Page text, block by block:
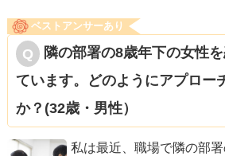
ベストアンサーあり
隣の部署の8歳年下の女性
ています。どのようにアプロー
か？(32歳・男性）
私は最近、職場で隣の部